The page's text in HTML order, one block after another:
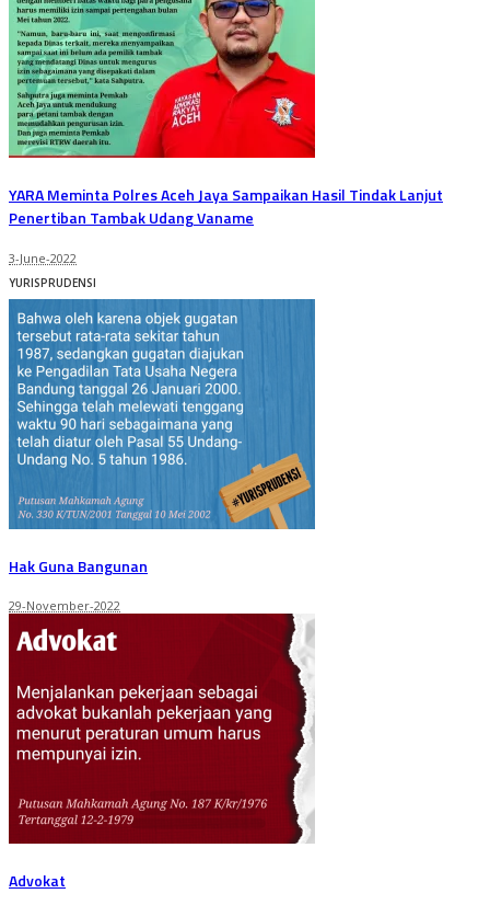
YARA Meminta Polres Aceh Jaya Sampaikan Hasil Tindak Lanjut
Penertiban Tambak Udang Vaname
3-June-2022
YURISPRUDENSI
Hak Guna Bangunan
29-November-2022
Advokat